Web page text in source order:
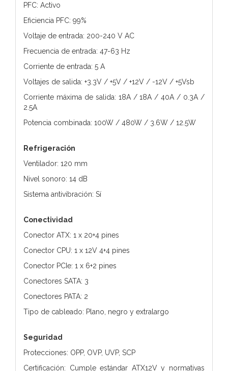
PFC: Activo
Eficiencia PFC: 99%
Voltaje de entrada: 200-240 V AC
Frecuencia de entrada: 47-63 Hz
Corriente de entrada: 5 A
Voltajes de salida: +3.3V / +5V / +12V / -12V / +5Vsb
Corriente máxima de salida: 18A / 18A / 40A / 0.3A /
2.5A
Potencia combinada: 100W / 480W / 3.6W / 12.5W
Refrigeración
Ventilador: 120 mm
Nivel sonoro: 14 dB
Sistema antivibración: Sí
Conectividad
Conector ATX: 1 x 20+4 pines
Conector CPU: 1 x 12V 4+4 pines
Conector PCIe: 1 x 6+2 pines
Conectores SATA: 3
Conectores PATA: 2
Tipo de cableado: Plano, negro y extralargo
Seguridad
Protecciones: OPP, OVP, UVP, SCP
Certificación: Cumple estándar ATX12V y normativas